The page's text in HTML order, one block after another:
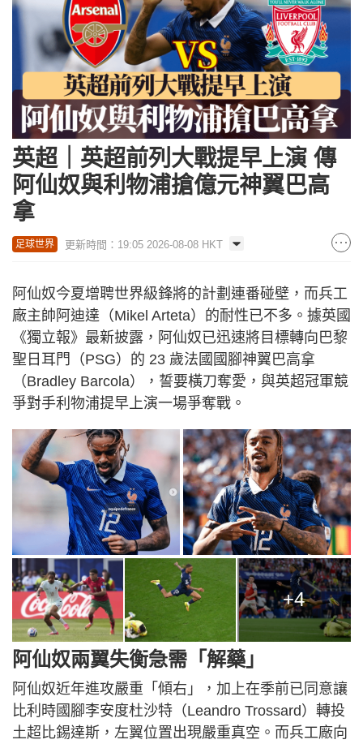
英超｜英超前列大戰提早上演 傳
阿仙奴與利物浦搶億元神翼巴高
拿
足球世界 更新時間：19:05 2026-08-08 HKT
阿仙奴今夏增聘世界級鋒將的計劃連番碰壁，而兵工
廠主帥阿迪達（Mikel Arteta）的耐性已不多。據英國
《獨立報》最新披露，阿仙奴已迅速將目標轉向巴黎
聖日耳門（PSG）的 23 歲法國國腳神翼巴高拿
（Bradley Barcola），誓要橫刀奪愛，與英超冠軍競
爭對手利物浦提早上演一場爭奪戰。
+4
阿仙奴兩翼失衡急需「解藥」
阿仙奴近年進攻嚴重「傾右」，加上在季前已同意讓
比利時國腳李安度杜沙特（Leandro Trossard）轉投
土超比錫達斯，左翼位置出現嚴重真空。而兵工廠向